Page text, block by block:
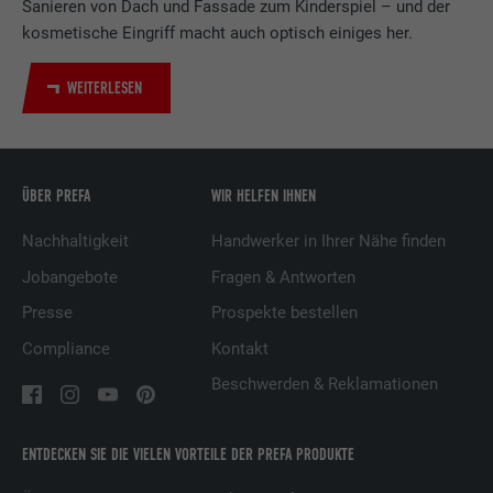
Sanieren von Dach und Fassade zum Kinderspiel – und der
kosmetische Eingriff macht auch optisch einiges her.
WEITERLESEN
ENTDECKEN SIE DIE VIELEN VORTEILE DER PREFA PRODUKTE
ÜBER PREFA
Nachhaltigkeit
Jobangebote
Presse
Compliance
WIR HELFEN IHNEN
Handwerker in Ihrer Nähe finden
Fragen & Antworten
Prospekte bestellen
Kontakt
Beschwerden & Reklamationen
LinkedIn für die Verfolgung der
Verwendung von eingebetteten
Wird verwendet, um Besucher auf
mehreren Webseiten zu verfolgen, um
relevante Werbung basierend auf den
Präferenzen des Besuchers zu
präsentieren.
Name lidc